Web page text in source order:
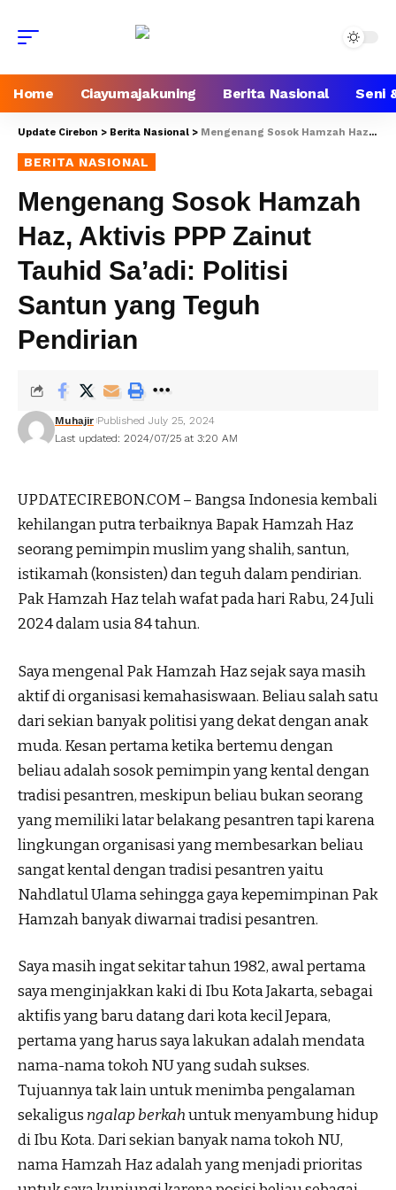
Home Ciayumajakuning Berita Nasional Seni
Update Cirebon > Berita Nasional > Mengenang Sosok Hamzah Haz, Aktivis PPP Zainut Tauhid Sa’adi: Politisi Santun yang Teguh Pendirian
BERITA NASIONAL
Mengenang Sosok Hamzah
Haz, Aktivis PPP Zainut
Tauhid Sa’adi: Politisi
Santun yang Teguh
Pendirian
Last updated: 2024/07/25 at 3:20 AM
Muhajir Published July 25, 2024
UPDATECIREBON.COM – Bangsa Indonesia kembali
kehilangan putra terbaiknya Bapak Hamzah Haz
seorang pemimpin muslim yang shalih, santun,
istikamah (konsisten) dan teguh dalam pendirian.
Pak Hamzah Haz telah wafat pada hari Rabu, 24 Juli
2024 dalam usia 84 tahun.
Saya mengenal Pak Hamzah Haz sejak saya masih
aktif di organisasi kemahasiswaan. Beliau salah satu
dari sekian banyak politisi yang dekat dengan anak
muda. Kesan pertama ketika bertemu dengan
beliau adalah sosok pemimpin yang kental dengan
tradisi pesantren, meskipun beliau bukan seorang
yang memiliki latar belakang pesantren tapi karena
lingkungan organisasi yang membesarkan beliau
sangat kental dengan tradisi pesantren yaitu
Nahdlatul Ulama sehingga gaya kepemimpinan Pak
Hamzah banyak diwarnai tradisi pesantren.
Saya masih ingat sekitar tahun 1982, awal pertama
saya menginjakkan kaki di Ibu Kota Jakarta, sebagai
aktifis yang baru datang dari kota kecil Jepara,
pertama yang harus saya lakukan adalah mendata
nama-nama tokoh NU yang sudah sukses.
Tujuannya tak lain untuk menimba pengalaman
sekaligus ngalap berkahuntuk menyambung hidup
di Ibu Kota. Dari sekian banyak nama tokoh NU,
nama Hamzah Haz adalah yang menjadi prioritas